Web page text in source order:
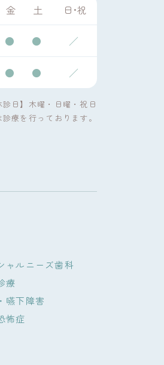
金 土 日・祝
● ● ／
● ● ／
診日】木曜・日曜・祝日
療を行っております。
ャルニーズ歯科
療
嚥下障害
怖症